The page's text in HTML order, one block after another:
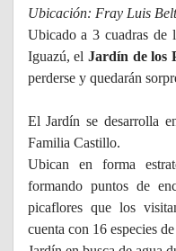
Ubicación: Fray Luis
Ubicado a 3 cuadras de
Iguazú, el Jardín de los
perderse y quedarán
El Jardín se desarrolla
Familia Castillo.
Ubican en forma
formando puntos de
picaflores que los
cuenta con 16 especies